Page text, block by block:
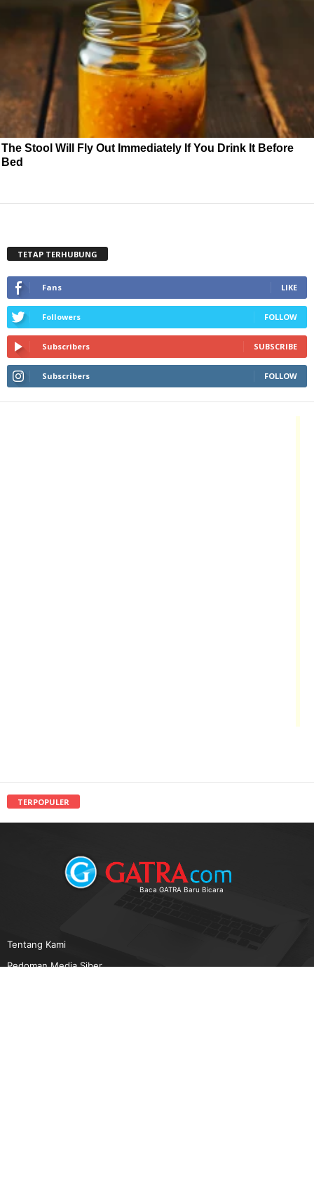
The Stool Will Fly Out Immediately If You Drink It Before
Bed
TETAP TERHUBUNG
Fans LIKE
Followers FOLLOW
Subscribers SUBSCRIBE
Subscribers FOLLOW
TERPOPULER
Baca GATRA Baru Bicara
Tentang Kami
Pedoman Media Siber